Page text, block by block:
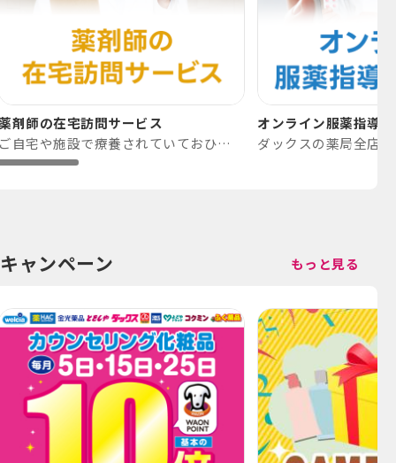
剤師の在宅訪問サービス
ご自宅や施設で療養されていておひとりで通院できない、または介助が必要な方で主治医による指示がある方にご利用いただけます。
オンライン服薬指導
キャンペーン もっと見る